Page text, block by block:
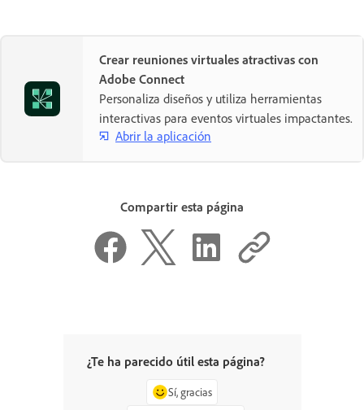
Crear reuniones virtuales atractivas con
Adobe Connect
Personaliza diseños y utiliza herramientas
interactivas para eventos virtuales impactantes.
Abrir la aplicación
Compartir esta página
¿Te ha parecido útil esta página?
Sí, gracias